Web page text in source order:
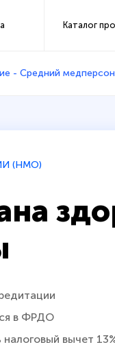
Каталог
- Средний
(НМО)
в ФРДО
вычет